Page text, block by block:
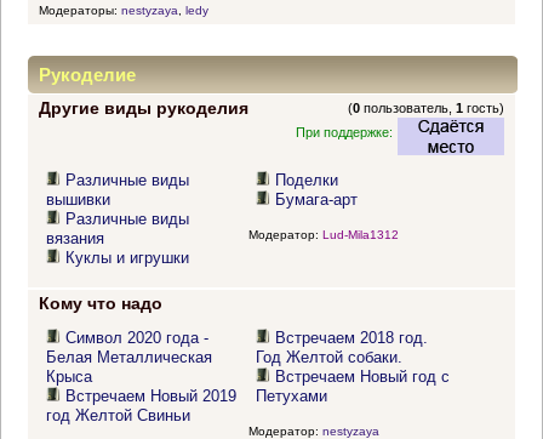
Модераторы: nestyzaya ledy
Рукоделие
Другие виды рукоделия (0 пользователь,1 гость)
При поддержке:
Различные виды
вышивки
Различные виды
вязания
Куклы и игрушки
Поделки
Бумага-арт
Модератор: Lud-Mila1312
Кому что надо
Символ 2020 года -
Белая Металлическая
Крыса
Встречаем Новый 2019
год Желтой Свиньи
Встречаем 2018 год.
Год Желтой собаки.
Встречаем Новый год с
Петухами
Модератор: nestyzaya